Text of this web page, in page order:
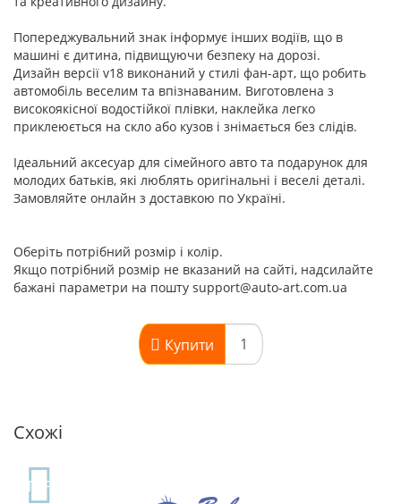
Попереджувальний знак інформує інших водіїв, що в
машині є дитина, підвищуючи безпеку на дорозі.
Дизайн версії v18 виконаний у стилі фан-арт, що робить
автомобіль веселим та впізнаваним. Виготовлена з
високоякісної водостійкої плівки, наклейка легко
приклеюється на скло або кузов і знімається без слідів.
Ідеальний аксесуар для сімейного авто та подарунок для
молодих батьків, які люблять оригінальні і веселі деталі.
Замовляйте онлайн з доставкою по Україні.
Оберіть потрібний розмір і колір.
Якщо потрібний розмір не вказаний на сайті, надсилайте
бажані параметри на пошту support@auto-art.com.ua
Купити
Схожі
TOP